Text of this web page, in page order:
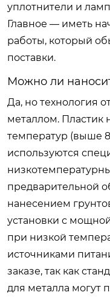
уплотнители и
Главное — иметь
работы, который
поставки.
Можно ли
Да, но технология
металлом. Пластик
температур (выше
используются
предварительной
нанесением
установки с
при низкой
источниками
заказе, так как
для металла могут